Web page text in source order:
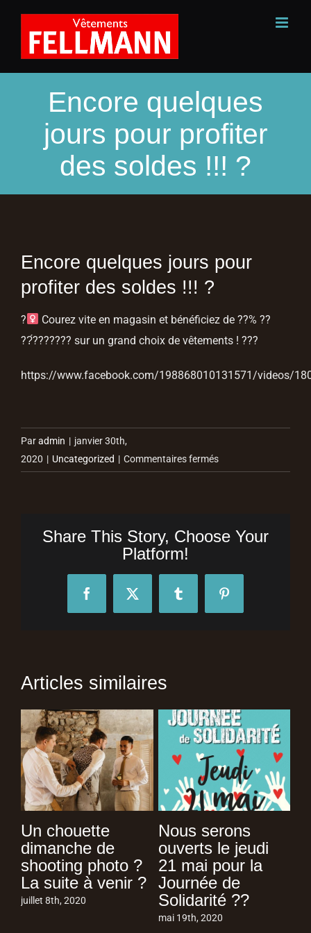
contenu
Encore quelques
jours pour profiter
des soldes !!! ?
Encore quelques jours pour
profiter des soldes !!! ?
?‍
Courez vite en magasin et bénéficiez de ??% ??
??́??????? sur un grand choix de vêtements ! ???
https://www.facebook.com/198868010131571/videos/
Paradmin | janvier 30th,
2020 | Uncategorized | Commentaires ferméssur
pour
!!! ?
Share This Story, Choose Your
Platform!
FacebookX Tumblr Pinterest
Articles similaires
Un chouette
dimanche de
shooting photo ?
La suite à venir ?
juillet 8th, 2020
Nous serons
ouverts le jeudi
21 mai pour la
Journée de
Solidarité ??
mai 19th, 2020